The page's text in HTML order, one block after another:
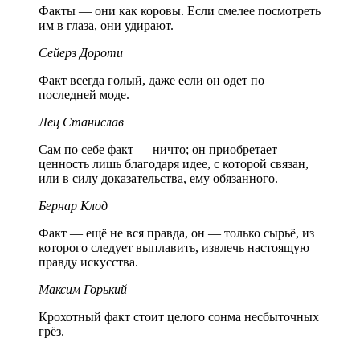
Факты — они как коровы. Если смелее посмотреть
им в глаза, они удирают.
Сейерз Дороти
Факт всегда голый, даже если он одет по
последней моде.
Лец Станислав
Сам по себе факт — ничто; он приобретает
ценность лишь благодаря идее, с которой связан,
или в силу доказательства, ему обязанного.
Бернар Клод
Факт — ещё не вся правда, он — только сырьё, из
которого следует выплавить, извлечь настоящую
правду искусства.
Максим Горький
Крохотный факт стоит целого сонма несбыточных
грёз.